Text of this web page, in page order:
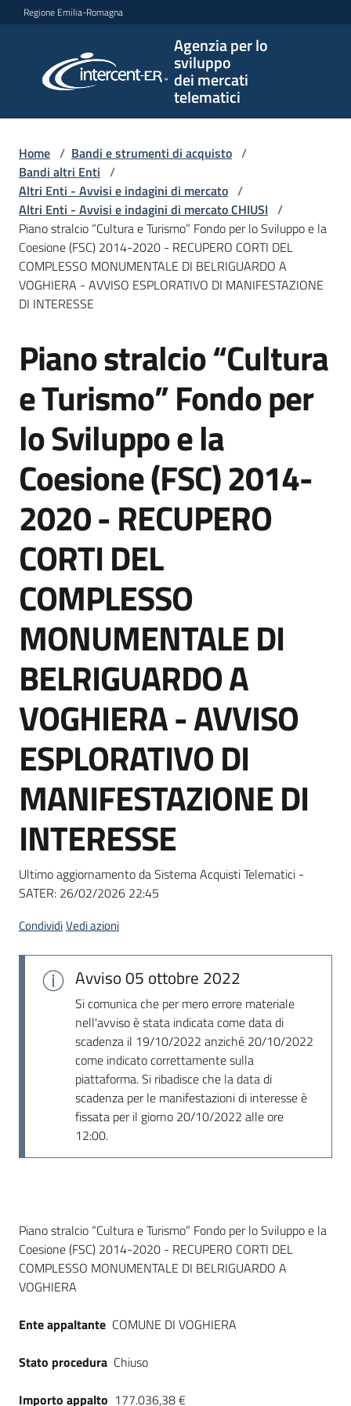
Vai al contenuto
Vai alla navigazione
Vai al footer
Regione Emilia-Romagna
Agenzia per lo
sviluppo
dei mercati
telematici
per lo
sviluppo
telematici
L'Agenzia
Bandi
e
di
acquisto
Supporto
Piattaforme
telematiche
English
site
Seguici
su
Home / Bandi e strumenti di acquisto /
Bandi altri Enti /
Altri Enti - Avvisi e indagini di mercato /
Altri Enti - Avvisi e indagini di mercato CHIUSI /
Piano stralcio “Cultura e Turismo” Fondo per lo Sviluppo e la
Coesione (FSC) 2014-2020 - RECUPERO CORTI DEL
COMPLESSO MONUMENTALE DI BELRIGUARDO A
VOGHIERA - AVVISO ESPLORATIVO DI MANIFESTAZIONE
DI INTERESSE
Salta al contenuto
Piano stralcio “Cultura
e Turismo” Fondo per
lo Sviluppo e la
Coesione (FSC) 2014-
2020 - RECUPERO
CORTI DEL
COMPLESSO
MONUMENTALE DI
BELRIGUARDO A
VOGHIERA - AVVISO
ESPLORATIVO DI
MANIFESTAZIONE DI
INTERESSE
Ultimo aggiornamento da Sistema Acquisti Telematici -
SATER: 26/02/2026 22:45
CondividiVedi azioni
Avviso05 ottobre 2022
Si comunica che per mero errore materiale
nell'avviso è stata indicata come data di
scadenza il 19/10/2022 anziché 20/10/2022
come indicato correttamente sulla
piattaforma. Si ribadisce che la data di
scadenza per le manifestazioni di interesse è
fissata per il giorno 20/10/2022 alle ore
12:00.
Dati del bando
Piano stralcio “Cultura e Turismo” Fondo per lo Sviluppo e la
Coesione (FSC) 2014-2020 - RECUPERO CORTI DEL
COMPLESSO MONUMENTALE DI BELRIGUARDO A
VOGHIERA
Ente appaltante COMUNE DI VOGHIERA
Stato procedura Chiuso
Importo appalto 177.036,38 €